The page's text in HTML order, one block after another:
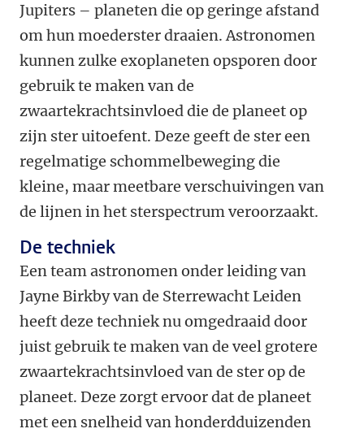
Jupiters – planeten die op geringe afstand
om hun moederster draaien. Astronomen
kunnen zulke exoplaneten opsporen door
gebruik te maken van de
zwaartekrachtsinvloed die de planeet op
zijn ster uitoefent. Deze geeft de ster een
regelmatige schommelbeweging die
kleine, maar meetbare verschuivingen van
de lijnen in het sterspectrum veroorzaakt.
De techniek
Een team astronomen onder leiding van
Jayne Birkby van de Sterrewacht Leiden
heeft deze techniek nu omgedraaid door
juist gebruik te maken van de veel grotere
zwaartekrachtsinvloed van de ster op de
planeet. Deze zorgt ervoor dat de planeet
met een snelheid van honderdduizenden